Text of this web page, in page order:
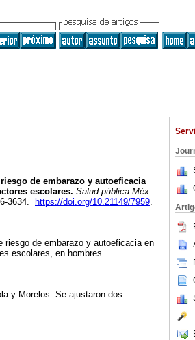
de embarazo y autoeficacia
escolares. Salud pública Méx
3634.
https://doi.org/10.21149/7959.
riesgo de embarazo y autoeficacia en
escolares, en hombres.
y Morelos. Se ajustaron dos